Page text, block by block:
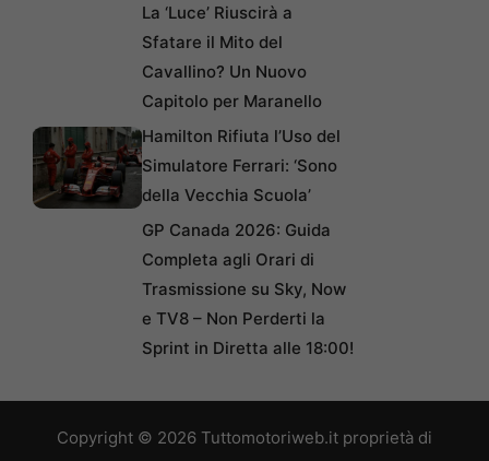
La ‘Luce’ Riuscirà a
Sfatare il Mito del
Cavallino? Un Nuovo
Capitolo per Maranello
Hamilton Rifiuta l’Uso del
Simulatore Ferrari: ‘Sono
della Vecchia Scuola’
GP Canada 2026: Guida
Completa agli Orari di
Trasmissione su Sky, Now
e TV8 – Non Perderti la
Sprint in Diretta alle 18:00!
Copyright © 2026 Tuttomotoriweb.it proprietà di